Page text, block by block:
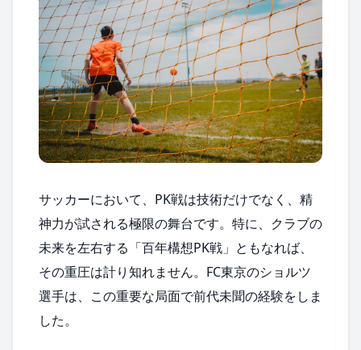
サッカーにおいて、PK戦は技術だけでなく、精
神力が試される極限の舞台です。特に、クラブの
未来を左右する「百年構想PK戦」ともなれば、
その重圧は計り知れません。FC東京のショルツ
選手は、この重要な局面で前代未聞の経験をしま
した。